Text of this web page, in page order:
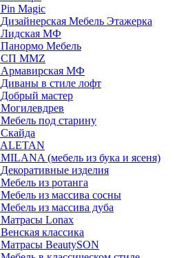
Pin Magic
Дизайнерская Мебель Этажерка
Лидская МФ
Панормо Мебель
СП ММZ
Армавирская МФ
Диваны в стиле лофт
Добрый мастер
Могилевдрев
Мебель под старину
Скайда
ALETAN
MILANA (мебель из бука и ясеня)
Декоративные изделия
Мебель из ротанга
Мебель из массива сосны
Мебель из массива дуба
Матрасы Lonax
Венская классика
Матрасы BeautySON